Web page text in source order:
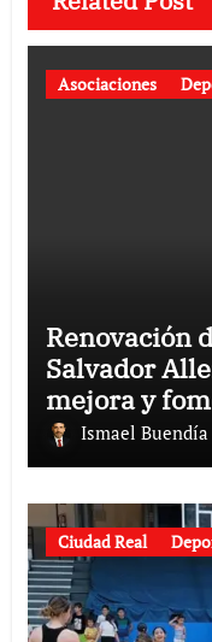
Asociaciones
Renovación
Salvador
mejora y
Guadalajara
Ismael Buendía
Ciudad Real